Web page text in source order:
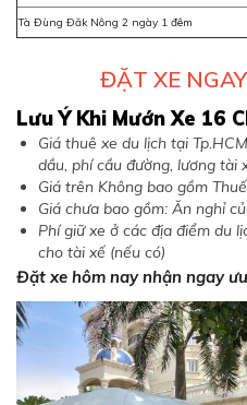
Tà Đùng Đăk Nông 2 ngày 1 đêm
ĐẶT XE
Lưu Ý Khi Mướn Xe 16
Giá thuê xe du lịch tại
dầu, phí cầu đường, lương tài
Giá trên Không bao gồm
Giá chưa bao gồm: Ăn nghỉ
Phí giữ xe ở các địa điểm du
cho tài xế (nếu có)
​Đặt xe hôm nay nhận ngay